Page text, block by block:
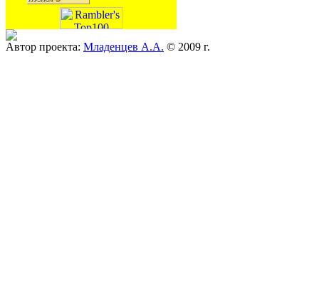
Автор проекта: Младенцев А.А. © 2009 г.